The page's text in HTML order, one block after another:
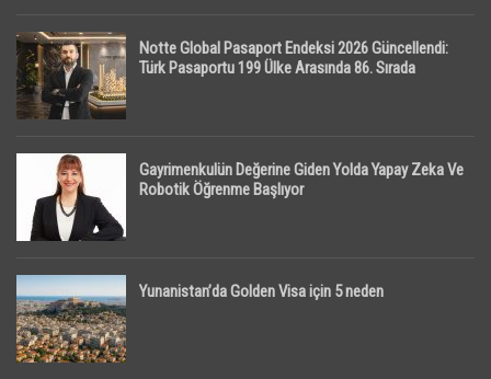
Notte Global Pasaport Endeksi 2026 Güncellendi:
Türk Pasaportu 199 Ülke Arasında 86. Sırada
Gayrimenkulün Değerine Giden Yolda Yapay Zeka Ve
Robotik Öğrenme Başlıyor
Yunanistan’da Golden Visa için 5 neden